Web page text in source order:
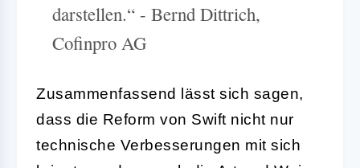
darstellen.“ - Bernd Dittrich,
Cofinpro AG
Zusammenfassend lässt sich sagen,
dass die Reform von Swift nicht nur
technische Verbesserungen mit sich